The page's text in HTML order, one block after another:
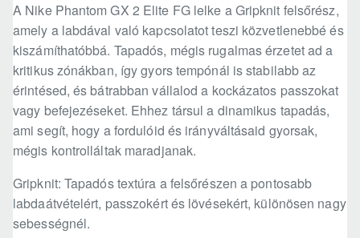
A Nike Phantom GX 2 Elite FG lelke a Gripknit felsőrész,
amely a labdával való kapcsolatot teszi közvetlenebbé és
kiszámíthatóbbá. Tapadós, mégis rugalmas érzetet ad a
kritikus zónákban, így gyors tempónál is stabilabb az
érintésed, és bátrabban vállalod a kockázatos passzokat
vagy befejezéseket. Ehhez társul a dinamikus tapadás,
ami segít, hogy a fordulóid és irányváltásaid gyorsak,
mégis kontrolláltak maradjanak.
Gripknit: Tapadós textúra a felsőrészen a pontosabb
labdaátvételért, passzokért és lövésekért, különösen nagy
sebességnél.